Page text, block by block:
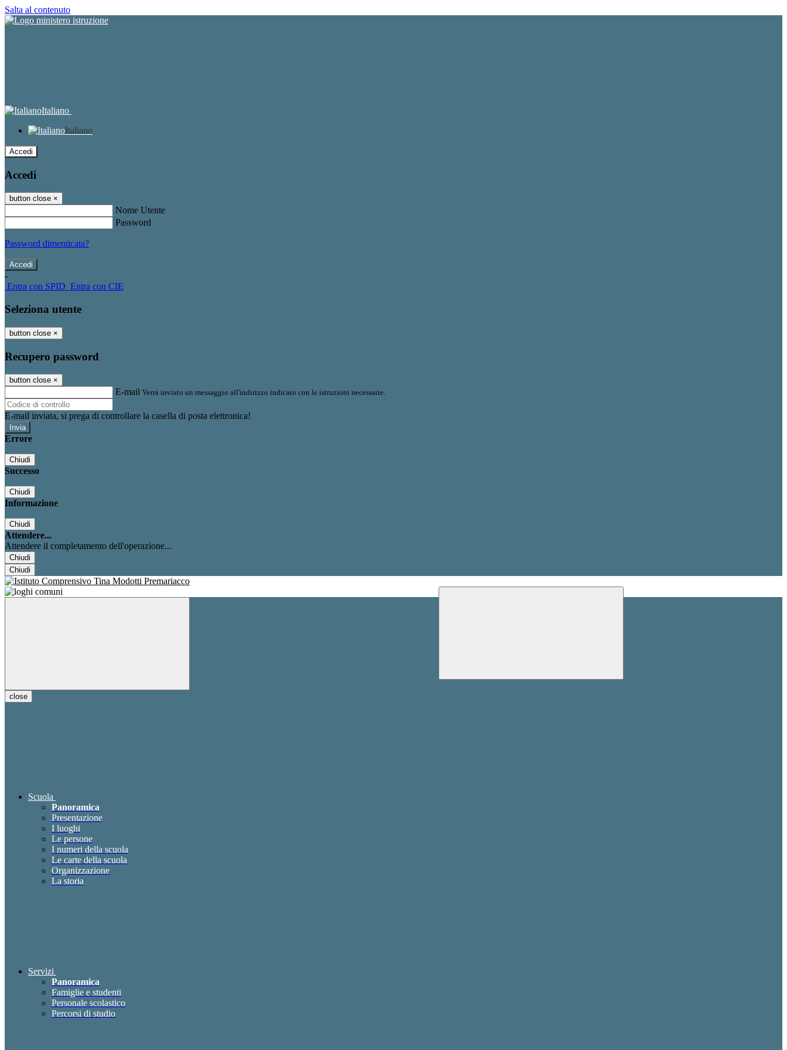
Salta al contenuto
Italiano
Italiano
Accedi
Accedi
button close ×
Nome Utente
Password
Password dimenticata?
-
Entra con SPID Entra con CIE
Seleziona utente
button close ×
Recupero password
button close ×
E-mail Verrà inviato un messaggio all'indirizzo indicato con le istruzioni necessarie.
E-mail inviata, si prega di controllare la casella di posta elettronica!
Errore
Chiudi
Successo
Chiudi
Informazione
Chiudi
Attendere...
Attendere il completamento dell'operazione...
Chiudi
Chiudi
close
Scuola
Panoramica
Presentazione
I luoghi
Le persone
I numeri della scuola
Le carte della scuola
Organizzazione
La storia
Servizi
Panoramica
Famiglie e studenti
Personale scolastico
Percorsi di studio